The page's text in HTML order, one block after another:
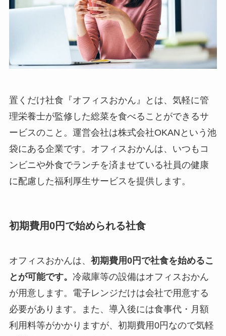
置くだけ社食『オフィスおかん』とは、気軽に管
理栄養士が監修した総菜を食べることができるサ
ービスのこと。運営会社は株式会社OKANという池
袋にある企業です。オフィスおかんは、いつもコ
ンビニや外食でランチを済ませている社員の健康
に配慮した福利厚生サービスを提供します。
初期費用0円で始められる社食
オフィスおかんは、 初期費用0円で社食を始めるこ
とが可能です。 冷蔵庫等の設備はオフィスおかん
が用意します。電子レンジだけは会社で用意する
必要があります。また、導入後には食事代・月額
利用料等がかかりますが、初期費用0円なので気軽